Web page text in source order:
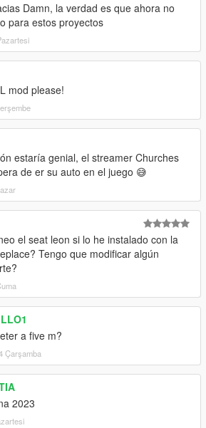
Damn, la verdad es que ahora no
para estos proyectos
mod please!
estaría genial, el streamer Churches
de er su auto en el juego 😅
el seat leon si lo he instalado con la
Tengo que modificar algún
a five m?
Çarşamba
2023